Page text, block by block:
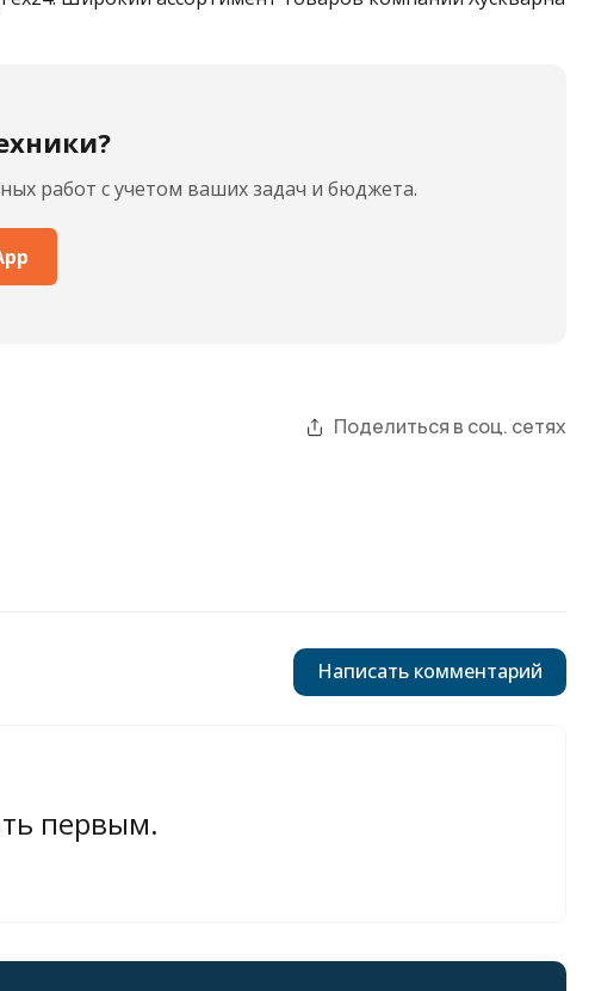
работ с учетом ваших задач и бюджета.
Поделиться в соц. сетях
Написать комментарий
первым.